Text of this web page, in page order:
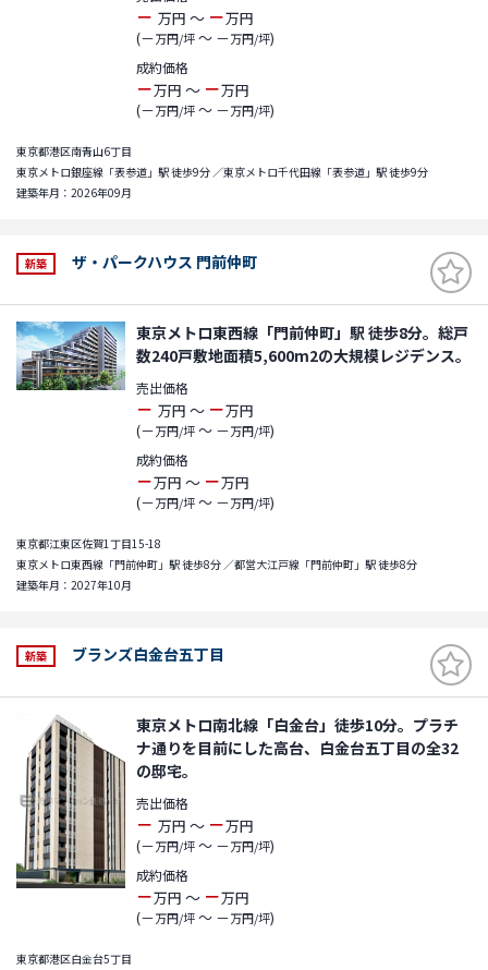
－ 万円 ～ －万円
(－万円/坪～ －万円/坪)
成約価格
－万円 ～ －万円
(－万円/坪～ －万円/坪)
東京都港区南青山6丁目
東京メトロ銀座線「表参道」駅 徒歩9分 ／東京メトロ千代田線「表参道」駅 徒歩9分
建築年月：2026年09月
新築 ザ・パークハウス 門前仲町
東京メトロ東西線「門前仲町」駅 徒歩8分。総戸
数240戸敷地面積5,600m2の大規模レジデンス。
売出価格
－ 万円 ～ －万円
(－万円/坪～ －万円/坪)
成約価格
－万円 ～ －万円
(－万円/坪～ －万円/坪)
東京都江東区佐賀1丁目15-18
東京メトロ東西線「門前仲町」駅 徒歩8分 ／都営大江戸線「門前仲町」駅 徒歩8分
建築年月：2027年10月
新築 ブランズ白金台五丁目
東京メトロ南北線「白金台」徒歩10分。プラチ
ナ通りを目前にした高台、白金台五丁目の全32
の邸宅。
売出価格
－ 万円 ～ －万円
(－万円/坪～ －万円/坪)
成約価格
－万円 ～ －万円
(－万円/坪～ －万円/坪)
東京都港区白金台5丁目